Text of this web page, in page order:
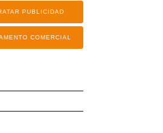
PUBLICIDAD
COMERCIAL